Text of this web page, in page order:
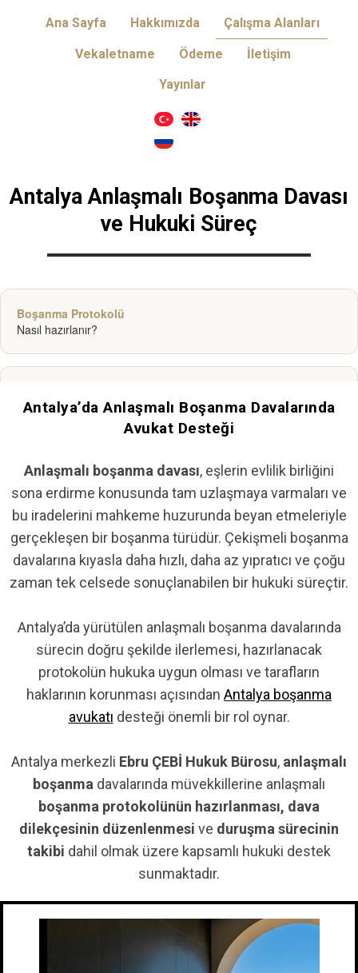
Ana Sayfa Hakkımızda Çalışma Alanları
Vekaletname Ödeme
İletişim
Yayınlar
Antalya Anlaşmalı Boşanma Davası
ve Hukuki Süreç
Boşanma Protokolü
Nasıl hazırlanır?
Mümkün mü?
Ne Kadar Sürer?
Süre detayları
Gerekli Evraklar
Tam liste
1 Yıl Şartı
Detaylı anlatım
Antalya’da Anlaşmalı Boşanma Davalarında
Avukat Desteği
Anlaşmalı boşanma davası, eşlerin evlilik birliğini
sona erdirme konusunda tam uzlaşmaya varmaları ve
bu iradelerini mahkeme huzurunda beyan etmeleriyle
gerçekleşen bir boşanma türüdür. Çekişmeli boşanma
davalarına kıyasla daha hızlı, daha az yıpratıcı ve çoğu
zaman tek celsede sonuçlanabilen bir hukuki süreçtir.
Antalya’da yürütülen anlaşmalı boşanma davalarında
sürecin doğru şekilde ilerlemesi, hazırlanacak
protokolün hukuka uygun olması ve tarafların
haklarının korunması açısından Antalya boşanma
avukatı desteği önemli bir rol oynar.
Antalya merkezli Ebru ÇEBİ Hukuk Bürosu, anlaşmalı
boşanma davalarında müvekkillerine anlaşmalı
boşanma protokolünün hazırlanması, dava
dilekçesinin düzenlenmesi ve duruşma sürecinin
takibi dahil olmak üzere kapsamlı hukuki destek
sunmaktadır.